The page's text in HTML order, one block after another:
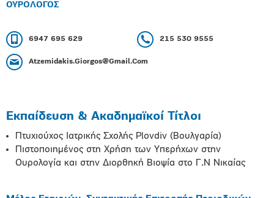
ΟΥΡΟΛΟΓΟΣ
6947 695 629 215 530 9555
Atzemidakis.Giorgos@Gmail.Com
Εκπαίδευση & Ακαδημαϊκοί Τίτλοι
Πτυχιούχος Ιατρικής Σχολής Plovdiv (Βουλγαρία)
Πιστοποιημένος στη Χρήση των Υπερήχων στην
Ουρολογία και στην Διορθηκή Βιοψία στο Γ.Ν Νικαίας